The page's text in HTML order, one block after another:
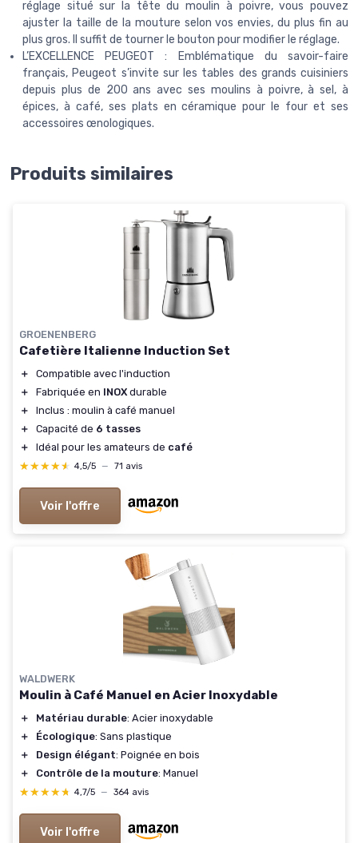
réglage situé sur la tête du moulin à poivre, vous pouvez
ajuster la taille de la mouture selon vos envies, du plus fin au
plus gros. Il suffit de tourner le bouton pour modifier le réglage.
L’EXCELLENCE PEUGEOT : Emblématique du savoir-faire
français, Peugeot s’invite sur les tables des grands cuisiniers
depuis plus de 200 ans avec ses moulins à poivre, à sel, à
épices, à café, ses plats en céramique pour le four et ses
accessoires œnologiques.
Produits similaires
GROENENBERG
Cafetière Italienne Induction Set
＋
Compatible avec l'induction
＋
Fabriquée en INOXdurable
＋
Inclus : moulin à café manuel
＋
Capacité de 6 tasses
＋
Idéal pour les amateurs de café
★★★★★
★★★★★ 4,5/5 — 71 avis
Voir l'offre
WALDWERK
Moulin à Café Manuel en Acier Inoxydable
＋ Matériau durable: Acier inoxydable
＋
Écologique: Sans plastique
＋
Design élégant: Poignée en bois
＋
Contrôle de la mouture: Manuel
★★★★★
★★★★★ 4,7/5 — 364 avis
Voir l'offre